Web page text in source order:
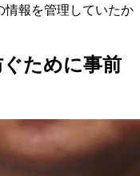
情報を管理していたか
ために事前